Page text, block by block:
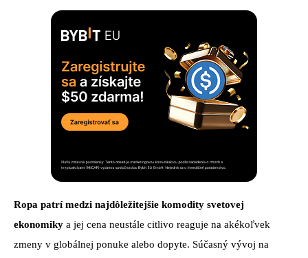
Ropa patrí medzi najdôležitejšie komodity svetovej
ekonomiky a jej cena neustále citlivo reaguje na akékoľvek
zmeny v globálnej ponuke alebo dopyte. Súčasný vývoj na